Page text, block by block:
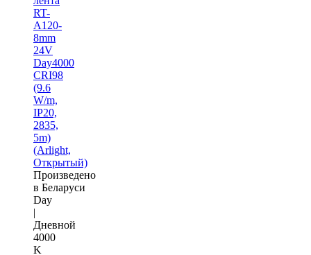
RT-
A120-
8mm
24V
Day4000
CRI98
(9.6
W/m,
IP20,
2835,
5m)
(Arlight,
Открытый)
Произведено
в Беларуси
Day
|
Дневной
4000
K